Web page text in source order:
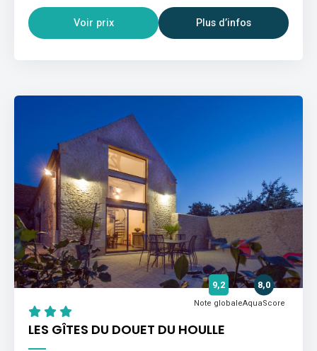
Voir prix Plus d’infos
LES GÎTES DU DOUET DU HOULLE
9,2
Note globale
8,0
AquaScore